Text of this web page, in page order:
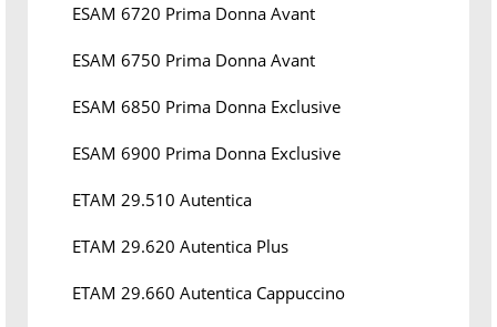
ESAM 6720 Prima Donna Avant
ESAM 6750 Prima Donna Avant
ESAM 6850 Prima Donna Exclusive
ESAM 6900 Prima Donna Exclusive
ETAM 29.510 Autentica
ETAM 29.620 Autentica Plus
ETAM 29.660 Autentica Cappuccino